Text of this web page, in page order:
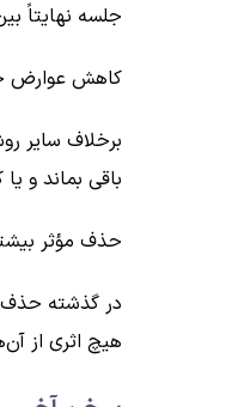
جلسه نهایتاً بین 15 تا 30 دقیقه به طول می‌انجامد و شما را اذیت نمی‌کند. جلسات هر شش تا هشت هفته یک بار
کاهش عوارض
برخلاف سایر
باقی بماند و یا
حذف مؤثر
در گذشته حذف
هیچ اثری از